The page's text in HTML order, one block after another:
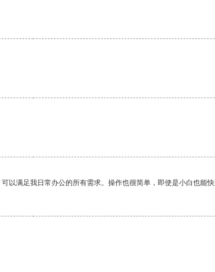
满足我日常办公的所有需求。操作也很简单，即使是小白也能快